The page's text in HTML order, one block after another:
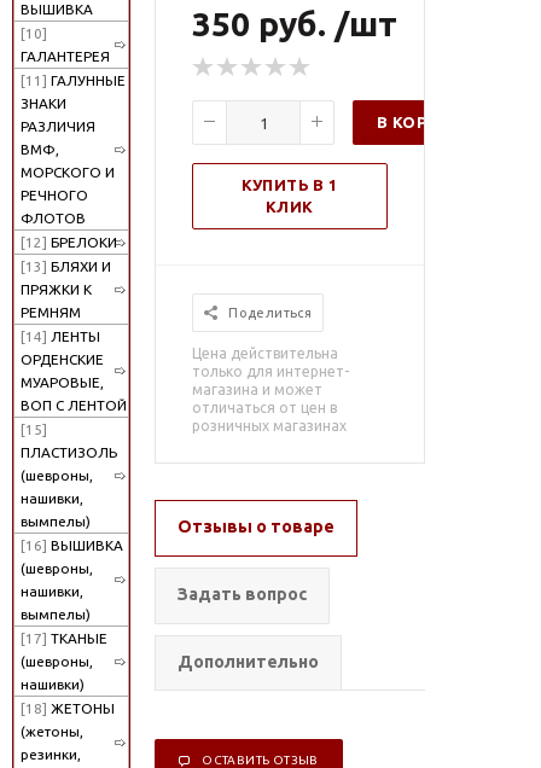
ВЫШИВКА
[10]
ГАЛАНТЕРЕЯ
[11] ГАЛУННЫЕ
ЗНАКИ
РАЗЛИЧИЯ
ВМФ,
МОРСКОГО И
РЕЧНОГО
ФЛОТОВ
[12] БРЕЛОКИ
[13] БЛЯХИ И
ПРЯЖКИ К
РЕМНЯМ
[14] ЛЕНТЫ
ОРДЕНСКИЕ
МУАРОВЫЕ,
ВОП С ЛЕНТОЙ
[15]
ПЛАСТИЗОЛЬ
(шевроны,
нашивки,
вымпелы)
[16] ВЫШИВКА
(шевроны,
нашивки,
вымпелы)
[17] ТКАНЫЕ
(шевроны,
нашивки)
[18] ЖЕТОНЫ
(жетоны,
резинки,
350 руб. /шт
В КОРЗИНУ
КУПИТЬ В 1
КЛИК
Поделиться
Цена действительна
только для интернет-
магазина и может
отличаться от цен в
розничных магазинах
Отзывы о товаре
Задать вопрос
Дополнительно
ОСТАВИТЬ ОТЗЫВ